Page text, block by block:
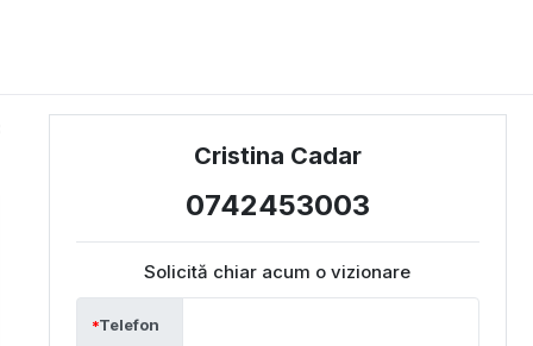
Cristina Cadar
0742453003
Solicită chiar acum o vizionare
Telefon